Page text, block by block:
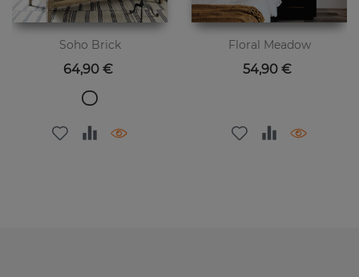
Soho Brick
Preis
64,90 €
Floral Meadow
Preis
54,90 €